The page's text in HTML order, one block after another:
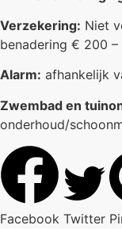
Verzekering: Niet
benadering € 200 –
Alarm: afhankelijk
Zwembad en
onderhoud/
Facebook Twitter